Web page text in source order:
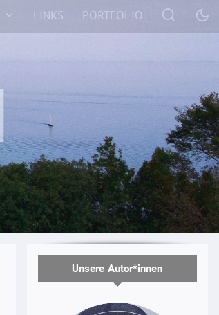
LINKS PORTFOLIO
Unsere Autor*innen